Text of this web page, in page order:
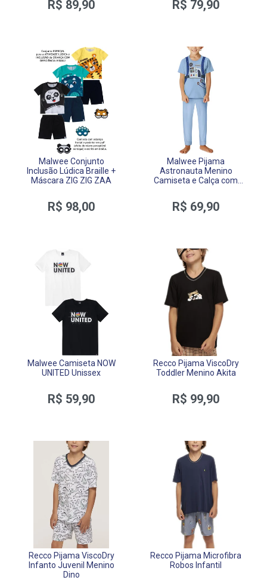
R$ 89,90 R$ 79,90
Malwee Conjunto
Inclusão Lúdica Braille +
Máscara ZIG ZIG ZAA
R$ 98,00
Malwee Pijama
Astronauta Menino
Camiseta e Calça com
R$ 69,90
Malwee Camiseta NOW
UNITED Unissex
R$ 59,90
Recco Pijama ViscoDry
Toddler Menino Akita
R$ 99,90
Recco Pijama ViscoDry
Infanto Juvenil Menino
Dino
Recco Pijama Microfibra
Robos Infantil